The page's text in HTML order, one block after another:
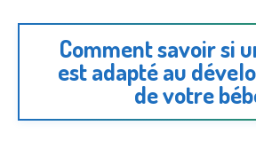
Comment savoir si
est adapté au
de votre